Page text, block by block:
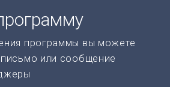
программы вы можете
или сообщение